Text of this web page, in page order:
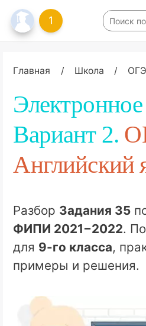
1
Главная / Школа /
Вариант 2.
Английский
Разбор Задания 35
ФИПИ 2021−2022.
для 9-го класса,
примеры и решения.